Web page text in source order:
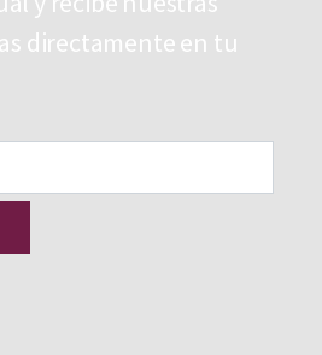
directamente en tu